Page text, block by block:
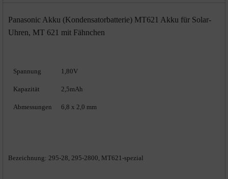
Panasonic Akku MT621 / 295-28 mit
Panasonic Akku (Kondensatorbatterie) MT621 Akku für Solar-
Uhren, MT 621 mit Fähnchen
Spannung 1,80V
Kapazität 2,5mAh
Abmessungen 6,8 x 2,0 mm
Bezeichnung: 295-28, 295-2800, MT621-spezial